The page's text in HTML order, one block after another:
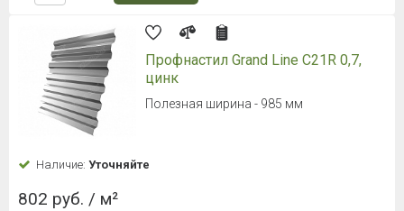
Профнастил Grand Line С21R 0,7,
цинк
Полезная ширина - 985 мм
Наличие: Уточняйте
802 руб. / м²